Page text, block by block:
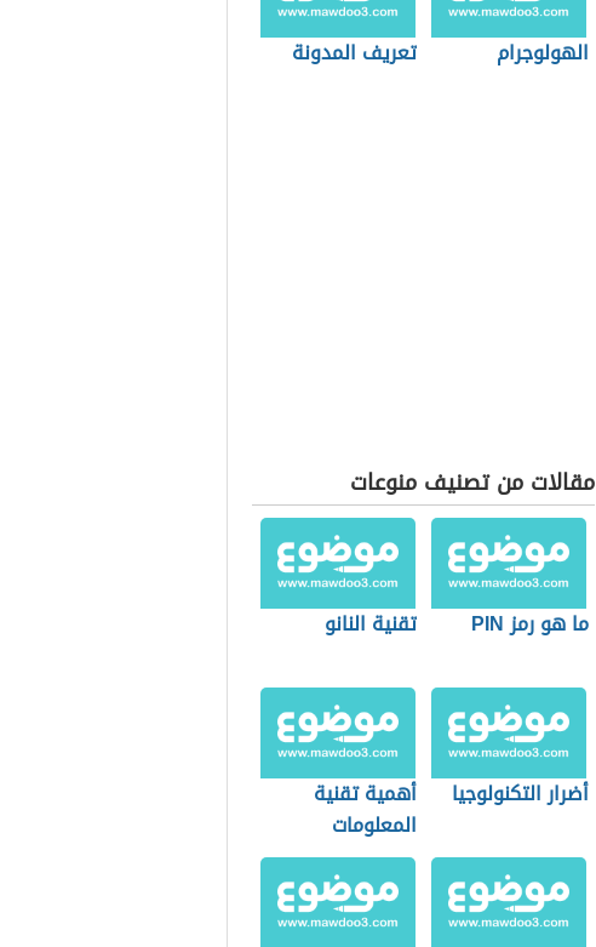
الهولوجرام تعريف المدونة
مقالات من تصنيف منوعات
ما هو رمز PIN تقنية النانو
أضرار التكنولوجيا
أهمية تقنية
المعلومات